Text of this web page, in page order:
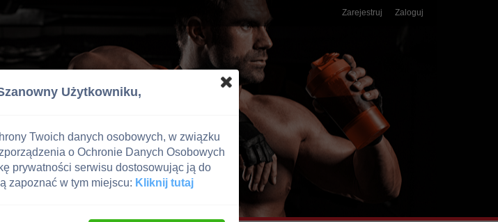
Zarejestruj Zaloguj
Użytkowniku,
Twoich danych osobowych, w związku
o Ochronie Danych Osobowych
prywatności serwisu dostosowując ją do
zapoznać w tym miejscu: Kliknij tutaj